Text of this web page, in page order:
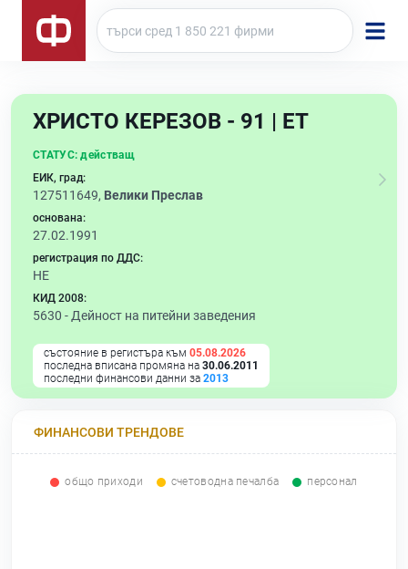
ХРИСТО КЕРЕЗОВ - 91 | ЕТ
СТАТУС: действащ
ЕИК, град:
127511649, Велики Преслав
основана:
27.02.1991
регистрация по ДДС:
НЕ
КИД 2008:
5630 - Дейност на питейни заведения
състояние в регистъра към 05.08.2026
последна вписана промяна на 30.06.2011
последни финансови данни за 2013
ФИНАНСОВИ ТРЕНДОВЕ
общо приходи счетоводна печалба персонал